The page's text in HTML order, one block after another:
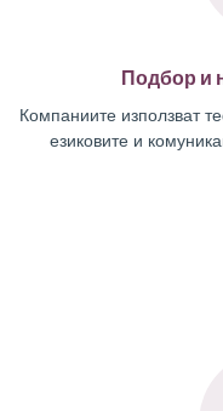
Подбор и
Компаниите използват
езиковите и